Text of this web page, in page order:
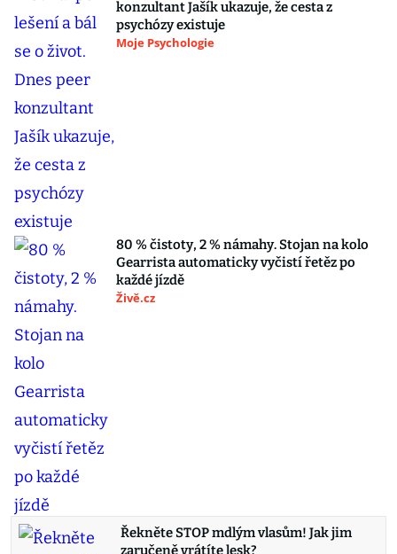
konzultant Jašík ukazuje, že cesta z
psychózy existuje
Moje Psychologie
80 % čistoty, 2 % námahy. Stojan na kolo
Gearrista automaticky vyčistí řetěz po
každé jízdě
Živě.cz
Řekněte STOP mdlým vlasům! Jak jim
zaručeně vrátíte lesk?